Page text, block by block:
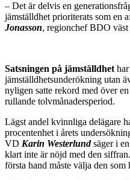
– Det är delvis en
jämställdhet prioriterats som en
Jonasson, regionchef BDO väst
Satsningen på jämställdhet
jämställdhetsunderökning utan
nyligen satte rekord med över
rullande tolvmånadersperiod.
Lägst andel kvinnliga delägare
procentenhet i årets
VD Karin Westerlundsäger i en
klart inte är nöjd med den
första hand måste välja den som